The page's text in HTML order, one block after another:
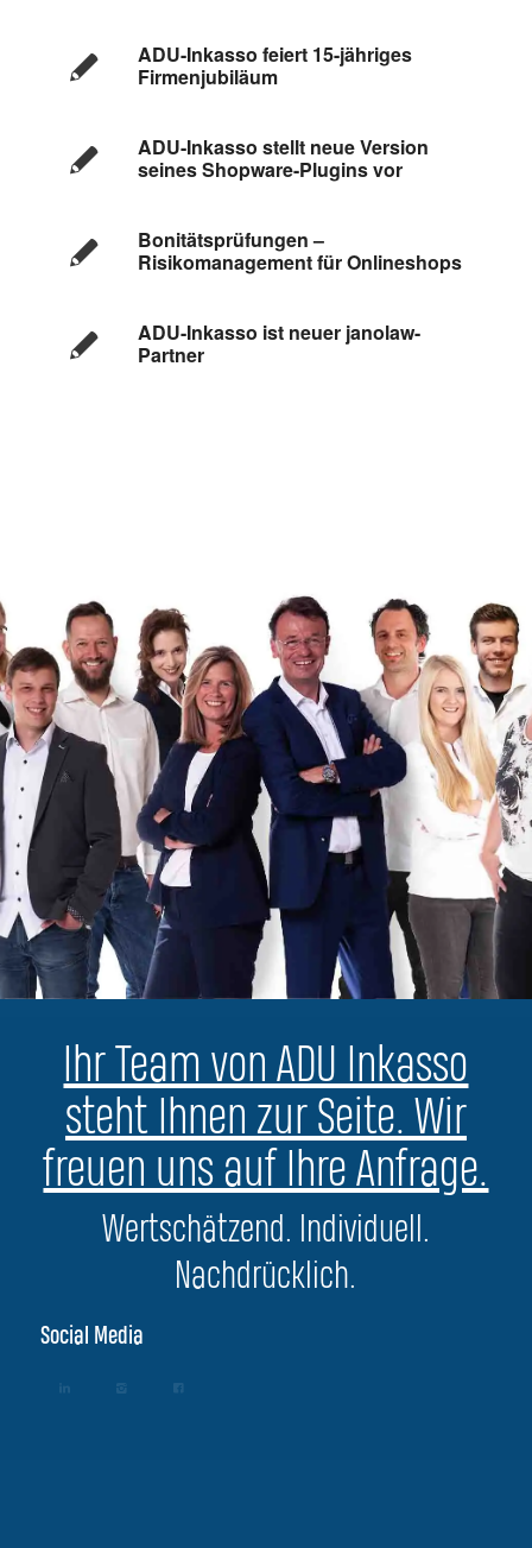
ADU-Inkasso feiert 15-jähriges
Firmenjubiläum
ADU-Inkasso stellt neue Version
seines Shopware-Plugins vor
Bonitätsprüfungen –
Risikomanagement für Onlineshops
ADU-Inkasso ist neuer janolaw-
Partner
Ihr Team von ADU Inkasso
steht Ihnen zur Seite. Wir
freuen uns auf Ihre Anfrage.
Wertschätzend. Individuell.
Nachdrücklich.
Social Media